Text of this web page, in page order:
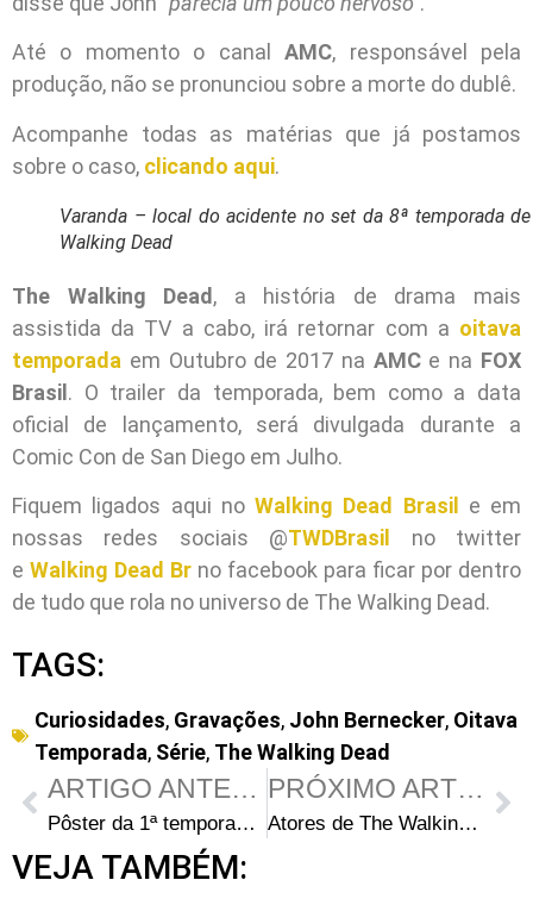
Até o momento o canalAMC, responsável pela
produção, não se pronunciou sobre a morte do dublê.
Acompanhe todas as matérias que já postamos
sobre o caso, clicando aqui.
Varanda – local do acidente no set da 8ª temporada
Walking Dead
The Walking Dead, a história de drama mais
assistida da TV a cabo, irá retornar com a oitava
temporada em Outubro de 2017 na AMCe na FOX
Brasil. O trailer da temporada, bem como a data
oficial de lançamento, será divulgada durante a
Comic Con de San Diego em Julho.
Fiquem ligados aqui no Walking Dead Brasil
e em
nossas redes sociais @TWDBrasil
no twitter
e Walking Dead Br no facebook para ficar por dentro
de tudo que rola no universo de The Walking Dead.
TAGS:
Curiosidades, Gravações, John Bernecker, Oitava
Temporada, Série, The Walking Dead
ARTIGO ANTERIOR
Pôster da 1ª temporada de O Justiceiro com Jon Bernthal
PRÓXIMO ARTIGO
Atores de The Walking Dead prestam homenagens ao dublê John Bernecker
VEJA TAMBÉM: